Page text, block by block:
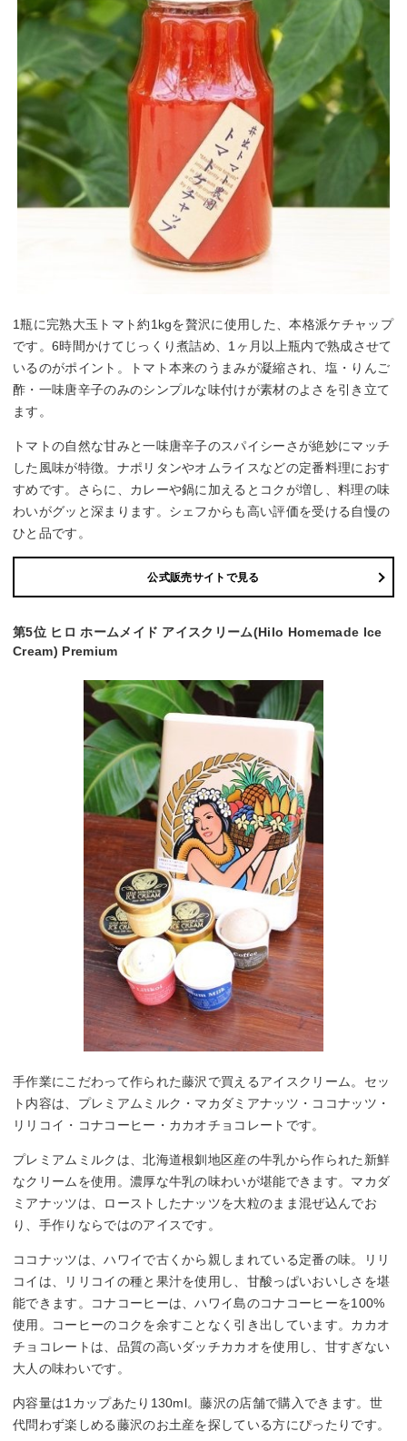
1瓶に完熟大玉トマト約1kgを贅沢に使用した、本格派ケチャップ
です。6時間かけてじっくり煮詰め、1ヶ月以上瓶内で熟成させて
いるのがポイント。トマト本来のうまみが凝縮され、塩・りんご
酢・一味唐辛子のみのシンプルな味付けが素材のよさを引き立て
ます。
トマトの自然な甘みと一味唐辛子のスパイシーさが絶妙にマッチ
した風味が特徴。ナポリタンやオムライスなどの定番料理におす
すめです。さらに、カレーや鍋に加えるとコクが増し、料理の味
わいがグッと深まります。シェフからも高い評価を受ける自慢の
ひと品です。
公式販売サイトで見る
第5位 ヒロ ホームメイド アイスクリーム(Hilo Homemade Ice
Cream) Premium
手作業にこだわって作られた藤沢で買えるアイスクリーム。セッ
ト内容は、プレミアムミルク・マカダミアナッツ・ココナッツ・
リリコイ・コナコーヒー・カカオチョコレートです。
プレミアムミルクは、北海道根釧地区産の牛乳から作られた新鮮
なクリームを使用。濃厚な牛乳の味わいが堪能できます。マカダ
ミアナッツは、ローストしたナッツを大粒のまま混ぜ込んでお
り、手作りならではのアイスです。
ココナッツは、ハワイで古くから親しまれている定番の味。リリ
コイは、リリコイの種と果汁を使用し、甘酸っぱいおいしさを堪
能できます。コナコーヒーは、ハワイ島のコナコーヒーを100%
使用。コーヒーのコクを余すことなく引き出しています。カカオ
チョコレートは、品質の高いダッチカカオを使用し、甘すぎない
大人の味わいです。
内容量は1カップあたり130ml。藤沢の店舗で購入できます。世
代問わず楽しめる藤沢のお土産を探している方にぴったりです。